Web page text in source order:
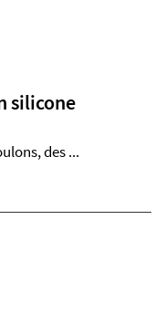
silicone
des ...